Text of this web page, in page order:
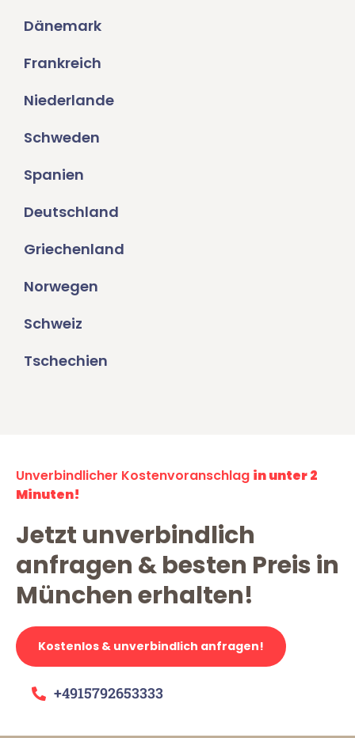
Dänemark
Frankreich
Niederlande
Schweden
Spanien
Deutschland
Griechenland
Norwegen
Schweiz
Tschechien
Unverbindlicher Kostenvoranschlag in unter 2
Minuten!
Jetzt unverbindlich
anfragen & besten Preis in
München erhalten!
Kostenlos & unverbindlich anfragen!
+4915792653333